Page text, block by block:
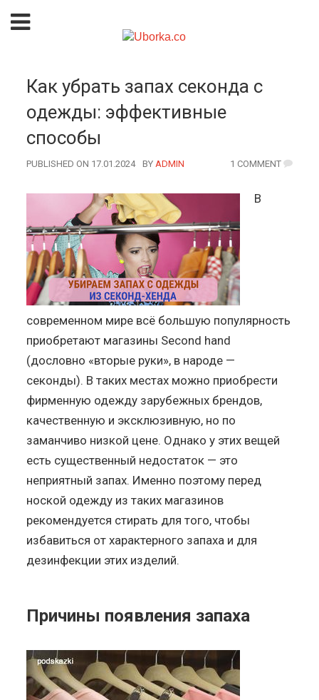
Как убрать запах секонда с
одежды: эффективные
способы
PUBLISHED ON 17.01.2024 BY AUTHOR
ADMIN 1 COMMENT
В
современном мире всё большую популярность
приобретают магазины Second hand
(дословно «вторые руки», в народе —
секонды). В таких местах можно приобрести
фирменную одежду зарубежных брендов,
качественную и эксклюзивную, но по
заманчиво низкой цене. Однако у этих вещей
есть существенный недостаток — это
неприятный запах. Именно поэтому перед
ноской одежду из таких магазинов
рекомендуется стирать для того, чтобы
избавиться от характерного запаха и для
дезинфекции этих изделий.
Причины появления запаха